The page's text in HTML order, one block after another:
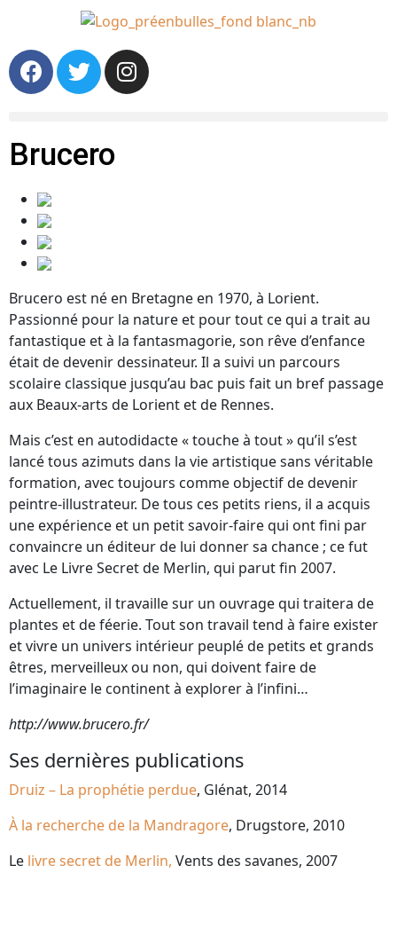
Brucero
Brucero est né en Bretagne en 1970, à Lorient.
Passionné pour la nature et pour tout ce qui a trait au
fantastique et à la fantasmagorie, son rêve d’enfance
était de devenir dessinateur. Il a suivi un parcours
scolaire classique jusqu’au bac puis fait un bref passage
aux Beaux-arts de Lorient et de Rennes.
Mais c’est en autodidacte « touche à tout » qu’il s’est
lancé tous azimuts dans la vie artistique sans véritable
formation, avec toujours comme objectif de devenir
peintre-illustrateur. De tous ces petits riens, il a acquis
une expérience et un petit savoir-faire qui ont fini par
convaincre un éditeur de lui donner sa chance ; ce fut
avec Le Livre Secret de Merlin, qui parut fin 2007.
Actuellement, il travaille sur un ouvrage qui traitera de
plantes et de féerie. Tout son travail tend à faire exister
et vivre un univers intérieur peuplé de petits et grands
êtres, merveilleux ou non, qui doivent faire de
l’imaginaire le continent à explorer à l’infini…
http://www.brucero.fr/
Ses dernières publications
Druiz – La prophétie perdue, Glénat, 2014
À la recherche de la Mandragore, Drugstore, 2010
Le livre secret de Merlin, Vents des savanes, 2007